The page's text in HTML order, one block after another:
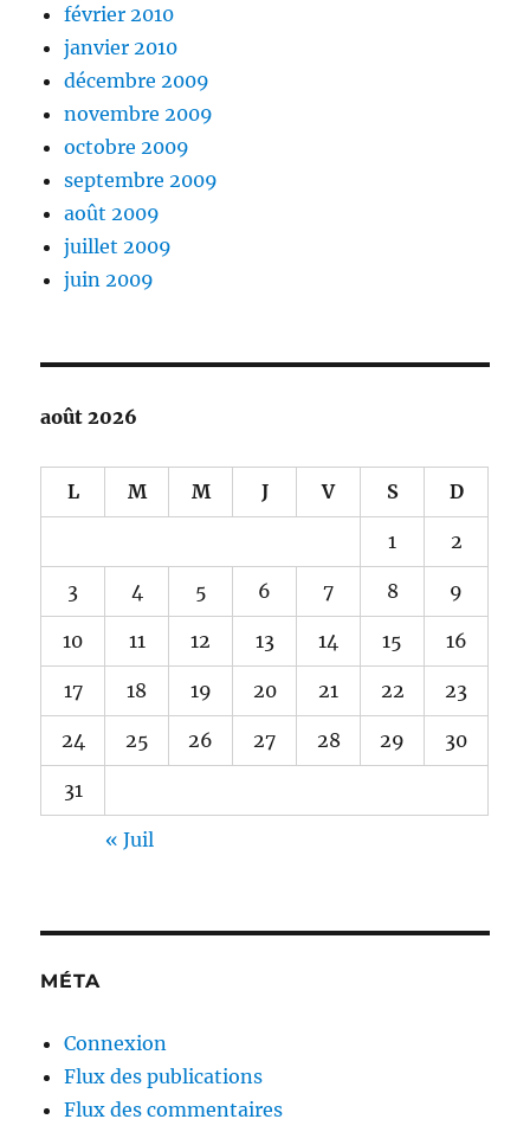
février 2010
janvier 2010
décembre 2009
novembre 2009
octobre 2009
septembre 2009
août 2009
juillet 2009
juin 2009
août 2026
L M M J V S D
1 2
3 4 5 6 7 8 9
10 11 12 13 14 15 16
17 18 19 20 21 22 23
24 25 26 27 28 29 30
31
« Juil
MÉTA
Connexion
Flux des publications
Flux des commentaires